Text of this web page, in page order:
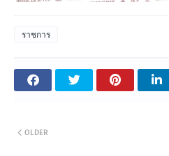
ราชการ
OLDER